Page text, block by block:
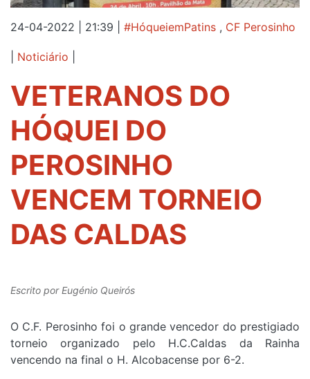
24-04-2022 | 21:39 #HóqueiemPatins , CF Perosinho
Noticiário
VETERANOS DO
HÓQUEI DO
PEROSINHO
VENCEM TORNEIO
DAS CALDAS
Escrito porEugénio Queirós
O C.F. Perosinho foi o grande vencedor do prestigiado
torneio organizado pelo H.C.Caldas da Rainha
vencendo na final o H. Alcobacense por 6-2.